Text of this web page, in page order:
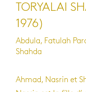
TORYALAI
1976)
Abdula, Fatulah
Shahda
Ahmad, Nas­rin et